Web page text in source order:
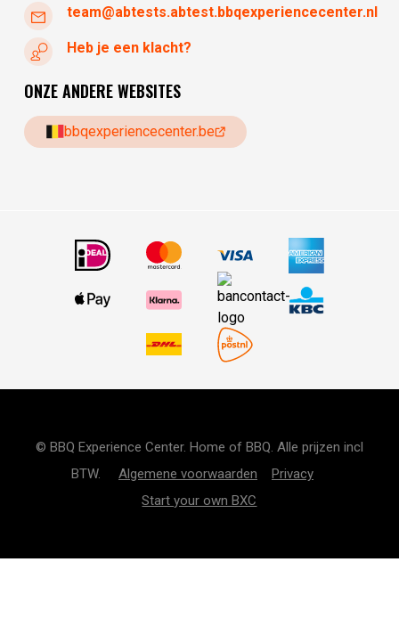
team@abtests.abtest.bbqexperiencecenter.nl
Heb je een klacht?
ONZE ANDERE WEBSITES
bbqexperiencecenter.be
© BBQ Experience Center. Home of BBQ. Alle prijzen incl
BTW. Algemene voorwaarden
Privacy
Start your own BXC